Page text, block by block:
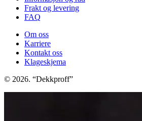
Frakt og levering
FAQ
Om oss
Karriere
Kontakt oss
Klageskjema
© 2026. “Dekkproff”